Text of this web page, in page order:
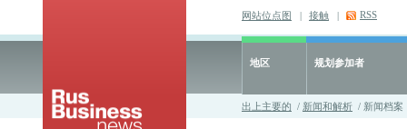
网站位点图 | 接触 | RSS
地区 规划参加者
出上主要的 / 新闻和解析 / 新闻档案